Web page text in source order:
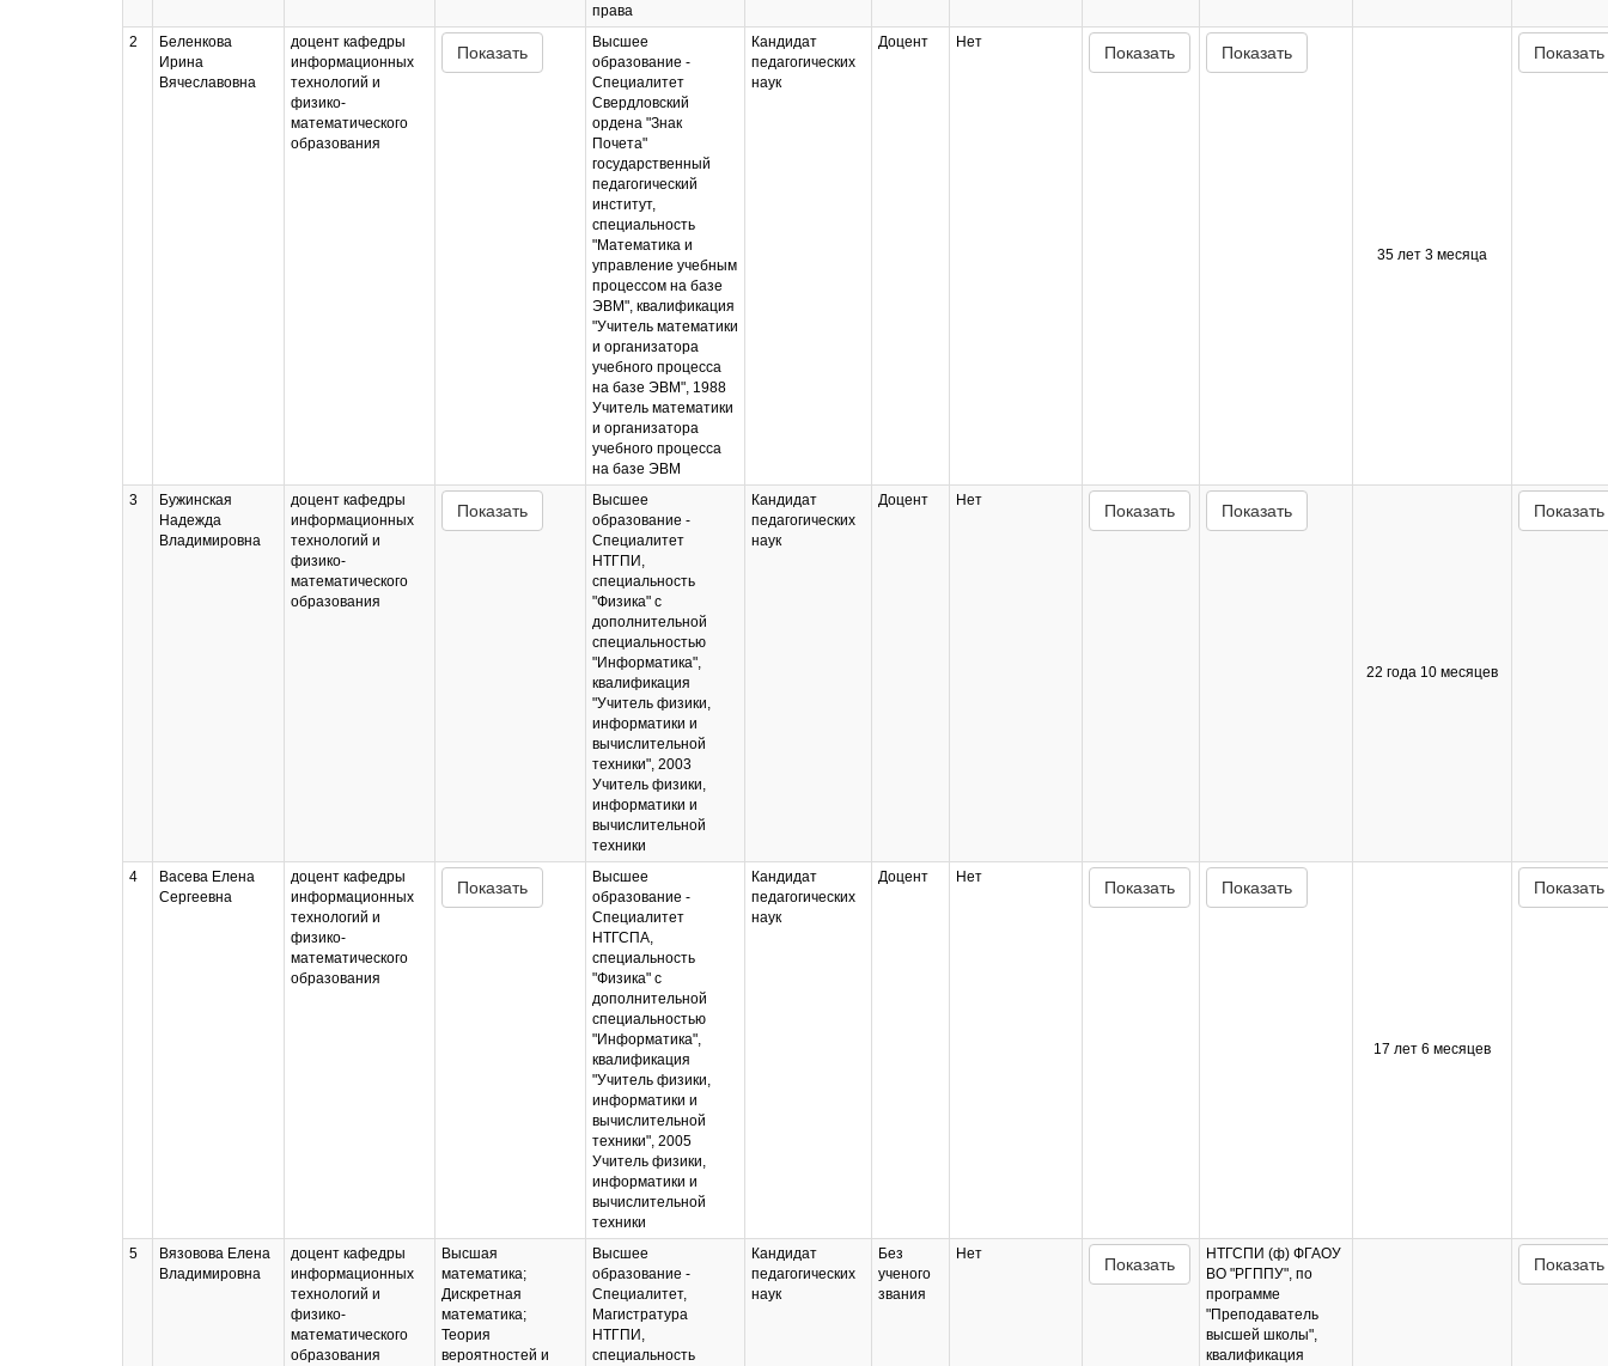
права
2
Беленкова
Ирина
Вячеславовна
доцент кафедры
информационных
технологий и
физико-
математического
образования
Показать
Высшее
образование -
Специалитет
Свердловский
ордена "Знак
Почета"
государственный
педагогический
институт,
специальность
"Математика и
управление учебным
процессом на базе
ЭВМ", квалификация
"Учитель математики
и организатора
учебного процесса
на базе ЭВМ", 1988
Учитель математики
и организатора
учебного процесса
на базе ЭВМ
Кандидат
педагогических
наук
Доцент Нет
Показать Показать
35 лет 3 месяца
Показать
3
Бужинская
Надежда
Владимировна
доцент кафедры
информационных
технологий и
физико-
математического
образования
Показать
Высшее
образование -
Специалитет
НТГПИ,
специальность
"Физика" с
дополнительной
специальностью
"Информатика",
квалификация
"Учитель физики,
информатики и
вычислительной
техники", 2003
Учитель физики,
информатики и
вычислительной
техники
Кандидат
педагогических
наук
Доцент Нет
Показать Показать
22 года 10 месяцев
Показать
4
Васева Елена
Сергеевна
доцент кафедры
информационных
технологий и
физико-
математического
образования
Показать
Высшее
образование -
Специалитет
НТГСПА,
специальность
"Физика" с
дополнительной
специальностью
"Информатика",
квалификация
"Учитель физики,
информатики и
вычислительной
техники", 2005
Учитель физики,
информатики и
вычислительной
техники
Кандидат
педагогических
наук
Доцент Нет
Показать Показать
17 лет 6 месяцев
Показать
5
Вязовова Елена
Владимировна
доцент кафедры
информационных
технологий и
физико-
математического
образования
Высшая
математика;
Дискретная
математика;
Теория
вероятностей и
Высшее
образование -
Специалитет,
Магистратура
НТГПИ,
специальность
Кандидат
педагогических
наук
Без
ученого
звания
Нет
Показать
НТГСПИ (ф) ФГАОУ
ВО "РГППУ", по
программе
"Преподаватель
высшей школы",
квалификация
Показать